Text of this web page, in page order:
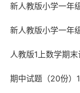
新人教版小学一年
新人教版小学一年
人教版1上数学期
期中试题（20份）